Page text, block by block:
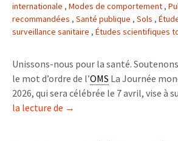
internationale , Modes de comportement ,
recommandées , Santé publique , Sols ,
surveillance sanitaire , Études scientifiques
Unissons-nous pour la santé.
le mot d’ordre de l’OMS La Journée
2026, qui sera célébrée le 7 avril, vise à
la lecture de 7→